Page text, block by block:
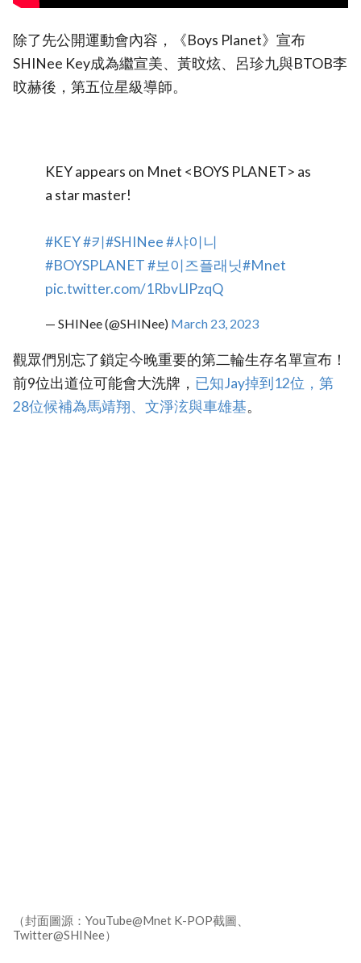
除了先公開運動會內容，《Boys Planet》宣布
SHINee Key成為繼宣美、黃旼炫、呂珍九與BTOB李
旼赫後，第五位星級導師。
KEY appears on Mnet <BOYS PLANET> as
a star master!
#KEY#키#SHINee#샤이니
#BOYSPLANET#보이즈플래닛#Mnet
pic.twitter.com/1RbvLlPzqQ
— SHINee (@SHINee) March 23, 2023
觀眾們別忘了鎖定今晚重要的第二輪生存名單宣布！
前9位出道位可能會大洗牌， 已知Jay掉到12位，第
28位候補為馬靖翔、文淨泫與車雄基。
（封面圖源：YouTube@Mnet K-POP截圖、
Twitter@SHINee）